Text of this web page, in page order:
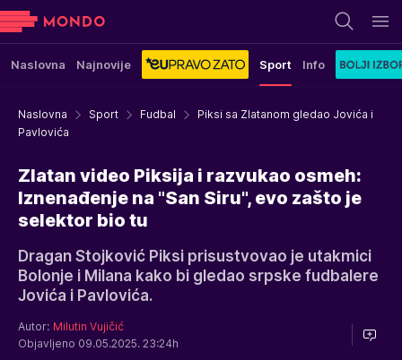
Naslovna Najnovije Sport Info
Naslovna Sport Fudbal
Piksi sa Zlatanom gledao Jovića i
Pavlovića
Zlatan video Piksija i razvukao osmeh:
Iznenađenje na "San Siru", evo zašto je
selektor bio tu
Dragan Stojković Piksi prisustvovao je utakmici
Bolonje i Milana kako bi gledao srpske fudbalere
Jovića i Pavlovića.
Autor: Milutin Vujičić
Objavljeno 09.05.2025. 23:24h